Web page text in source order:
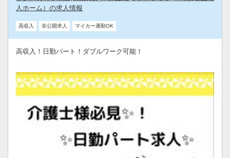
人ホーム）の求人情報
高収入 非公開求人 マイカー通勤OK
高収入！日勤パート！ダブルワーク可能！